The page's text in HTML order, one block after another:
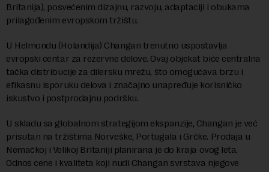
Britanija), posvećenim dizajnu, razvoju, adaptaciji i obukama
prilagođenim evropskom tržištu.
U Helmondu (Holandija) Changan trenutno uspostavlja
evropski centar za rezervne delove. Ovaj objekat biće centralna
tačka distribucije za dilersku mrežu, što omogućava brzu i
efikasnu isporuku delova i značajno unapređuje korisničko
iskustvo i postprodajnu podršku.
U skladu sa globalnom strategijom ekspanzije, Changan je već
prisutan na tržištima Norveške, Portugala i Grčke. Prodaja u
Nemačkoj i Velikoj Britaniji planirana je do kraja ovog leta.
Odnos cene i kvaliteta koji nudi Changan svrstava njegove